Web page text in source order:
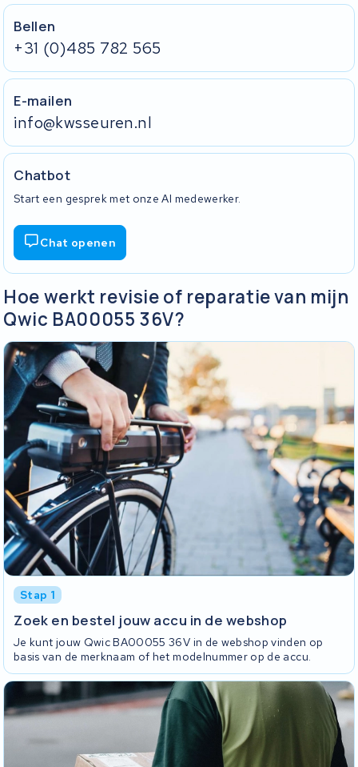
Bellen
+31 (0)485 782 565
E-mailen
info@kwsseuren.nl
Chatbot
Start een gesprek met onze AI medewerker.
Chat openen
Hoe werkt revisie of reparatie van mijn
Qwic BA00055 36V?
Stap 1
Zoek en bestel jouw accu in de webshop
Je kunt jouw Qwic BA00055 36V in de webshop vinden op
basis van de merknaam of het modelnummer op de accu.